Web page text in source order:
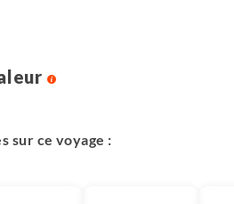
sur ce voyage :